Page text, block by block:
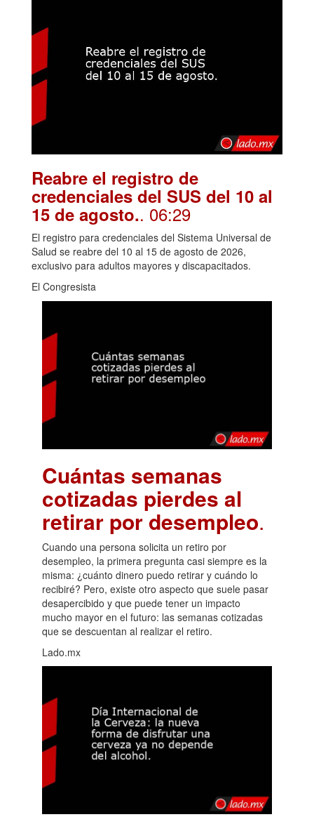
Reabre el registro de
credenciales del SUS del 10 al
15 de agosto.. 06:29
El registro para credenciales del Sistema Universal de
Salud se reabre del 10 al 15 de agosto de 2026,
exclusivo para adultos mayores y discapacitados.
El Congresista
Cuántas semanas
cotizadas pierdes al
retirar por desempleo.
Cuando una persona solicita un retiro por
desempleo, la primera pregunta casi siempre es la
misma: ¿cuánto dinero puedo retirar y cuándo lo
recibiré? Pero, existe otro aspecto que suele pasar
desapercibido y que puede tener un impacto
mucho mayor en el futuro: las semanas cotizadas
que se descuentan al realizar el retiro.
Lado.mx